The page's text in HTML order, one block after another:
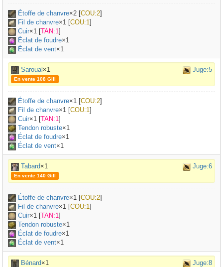
Étoffe de chanvre×2 [COU:2]
Fil de chanvre×1 [COU:1]
Cuir×1 [TAN:1]
Éclat de foudre×1
Éclat de vent×1
Saroual ×1 Juge:5
En vente 108 Gill
Étoffe de chanvre×1 [COU:2]
Fil de chanvre×1 [COU:1]
Cuir×1 [TAN:1]
Tendon robuste×1
Éclat de foudre×1
Éclat de vent×1
Tabard×1 Juge:6
En vente 140 Gill
Étoffe de chanvre×1 [COU:2]
Fil de chanvre×1 [COU:1]
Cuir×1 [TAN:1]
Tendon robuste×1
Éclat de foudre×1
Éclat de vent×1
Bénard×1 Juge:8